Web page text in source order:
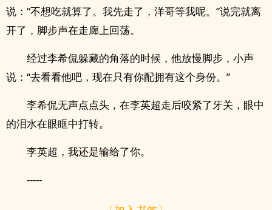
说：“不想吃就算了。我先走了，洋哥等我呢。”说完就离
开了，脚步声在走廊上回荡。
经过李希侃躲藏的角落的时候，他放慢脚步，小声
说：“去看看他吧，现在只有你配拥有这个身份。”
李希侃无声点点头，在李英超走后咬紧了牙关，眼中
的泪水在眼眶中打转。
李英超，我还是输给了你。
-----